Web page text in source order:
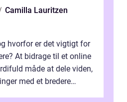
Camilla Lauritzen
hvorfor er det vigtigt for
At bidrage til et online
måde at dele viden,
med et bredere